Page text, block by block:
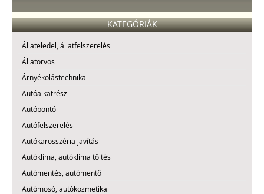
KATEGÓRIÁK
Állateledel, állatfelszerelés
Állatorvos
Árnyékolástechnika
Autóalkatrész
Autóbontó
Autófelszerelés
Autókarosszéria javítás
Autóklíma, autóklíma töltés
Autómentés, autómentő
Autómosó, autókozmetika